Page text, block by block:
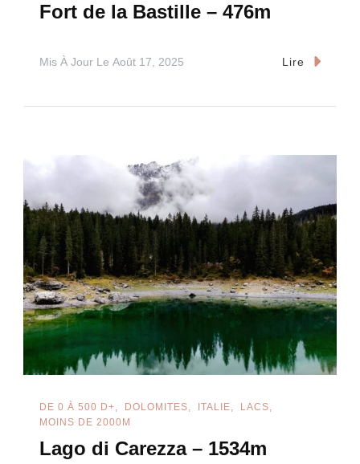
Fort de la Bastille – 476m
Mis À Jour Le Août 17, 2025 Lire
DE 0 À 500 D+ DOLOMITES ITALIE
LACS
MOINS DE 2000M
Lago di Carezza – 1534m